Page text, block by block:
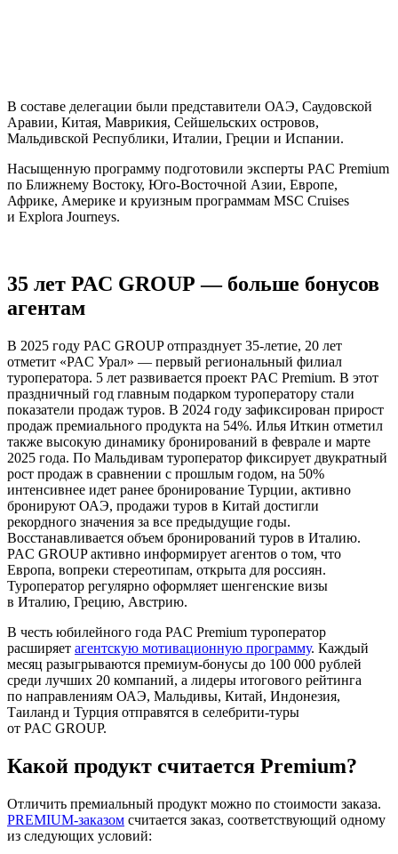
В составе делегации были представители ОАЭ, Саудовской
Аравии, Китая, Маврикия, Сейшельских островов,
Мальдивской Республики, Италии, Греции и Испании.
Насыщенную программу подготовили эксперты PAC Premium
по Ближнему Востоку, Юго-Восточной Азии, Европе,
Африке, Америке и круизным программам MSC Cruises
и Explora Journeys.
35 лет PAC GROUP — больше бонусов
агентам
В 2025 году PAC GROUP отпразднует 35-летие, 20 лет
отметит «PAC Урал» — первый региональный филиал
туроператора. 5 лет развивается проект PAC Premium. В этот
праздничный год главным подарком туроператору стали
показатели продаж туров. В 2024 году зафиксирован прирост
продаж премиального продукта на 54%. Илья Иткин отметил
также высокую динамику бронирований в феврале и марте
2025 года. По Мальдивам туроператор фиксирует двукратный
рост продаж в сравнении с прошлым годом, на 50%
интенсивнее идет ранее бронирование Турции, активно
бронируют ОАЭ, продажи туров в Китай достигли
рекордного значения за все предыдущие годы.
Восстанавливается объем бронирований туров в Италию.
PAC GROUP активно информирует агентов о том, что
Европа, вопреки стереотипам, открыта для россиян.
Туроператор регулярно оформляет шенгенские визы
в Италию, Грецию, Австрию.
В честь юбилейного года PAC Premium туроператор
расширяет агентскую мотивационную программу. Каждый
месяц разыгрываются премиум-бонусы до 100 000 рублей
среди лучших 20 компаний, а лидеры итогового рейтинга
по направлениям ОАЭ, Мальдивы, Китай, Индонезия,
Таиланд и Турция отправятся в селебрити-туры
от PAC GROUP.
Какой продукт считается Premium?
Отличить премиальный продукт можно по стоимости заказа.
PREMIUM-заказом считается заказ, соответствующий одному
из следующих условий: